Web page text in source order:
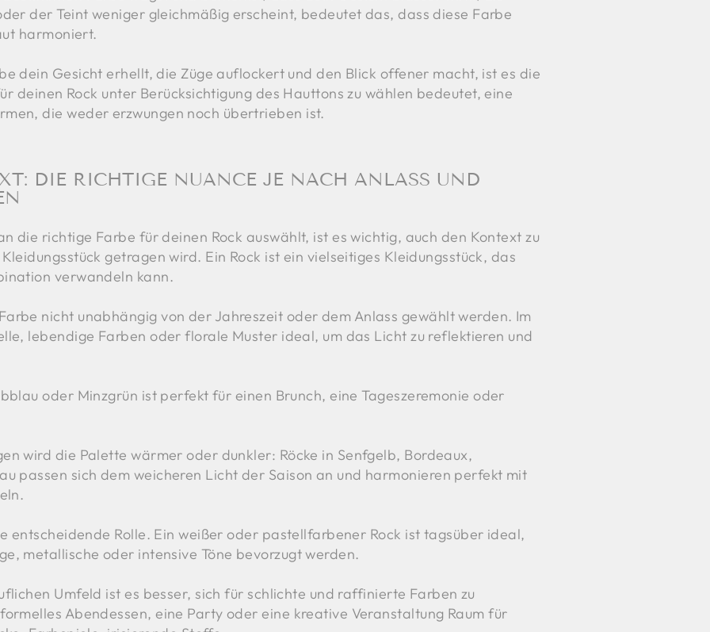
der Teint weniger gleichmäßig erscheint, bedeutet das, dass diese Farbe
harmoniert.
dein Gesicht erhellt, die Züge auflockert und den Blick offener macht, ist es die
deinen Rock unter Berücksichtigung des Hauttons zu wählen bedeutet, eine
die weder erzwungen noch übertrieben ist.
DIE RICHTIGE NUANCE JE NACH ANLASS UND
die richtige Farbe für deinen Rock auswählt, ist es wichtig, auch den Kontext zu
getragen wird. Ein Rock ist ein vielseitiges Kleidungsstück, das
verwandeln kann.
nicht unabhängig von der Jahreszeit oder dem Anlass gewählt werden. Im
lebendige Farben oder florale Muster ideal, um das Licht zu reflektieren und
oder Minzgrün ist perfekt für einen Brunch, eine Tageszeremonie oder
wird die Palette wärmer oder dunkler: Röcke in Senfgelb, Bordeaux,
passen sich dem weicheren Licht der Saison an und harmonieren perfekt mit
entscheidende Rolle. Ein weißer oder pastellfarbener Rock ist tagsüber ideal,
metallische oder intensive Töne bevorzugt werden.
Umfeld ist es besser, sich für schlichte und raffinierte Farben zu
Abendessen, eine Party oder eine kreative Veranstaltung Raum für